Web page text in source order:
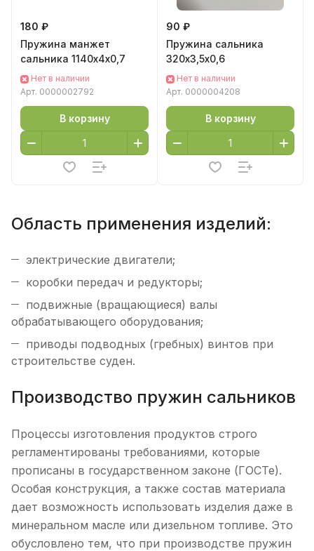
180 ₽
Пружина манжет
сальника 1140х4х0,7
Нет в наличии
Арт. 0000002792
В корзину
90 ₽
Пружина сальника
320х3,5х0,6
Нет в наличии
Арт. 0000004208
В корзину
Область применения изделий:
электрические двигатели;
коробки передач и редукторы;
подвижные (вращающиеся) валы
обрабатывающего оборудования;
приводы подводных (гребных) винтов при
строительстве суден.
Производство пружин сальников
Процессы изготовления продуктов строго
регламентированы требованиями, которые
прописаны в государственном законе (ГОСТе).
Особая конструкция, а также состав материала
дает возможность использовать изделия даже в
минеральном масле или дизельном топливе. Это
обусловлено тем, что при производстве пружин